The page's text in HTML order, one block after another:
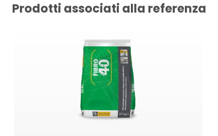
Prodotti associati alla referenza